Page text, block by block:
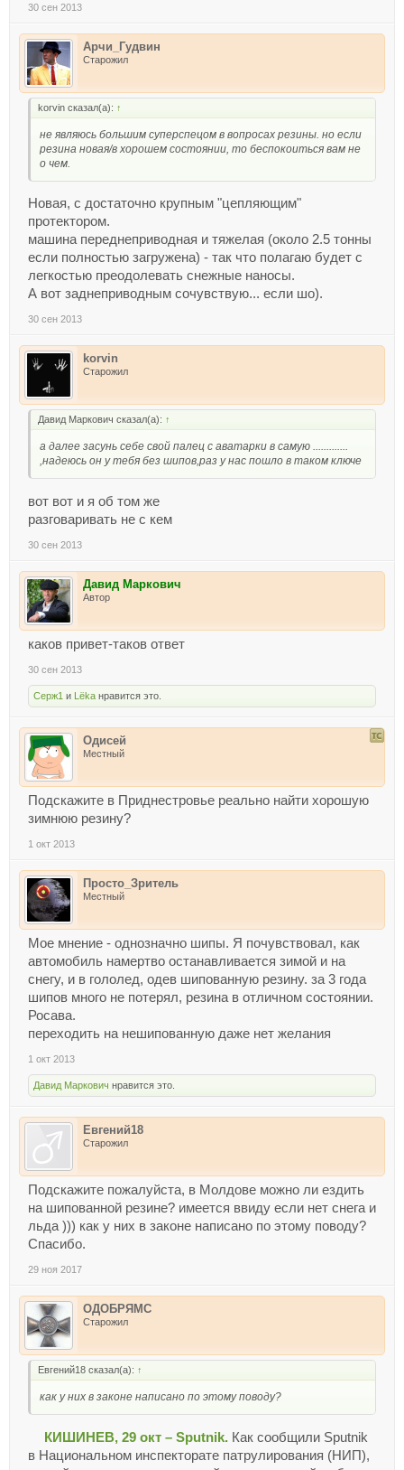
30 сен 2013
Арчи_Гудвин
Старожил
korvin сказал(а): ↑
не являюсь большим суперспецом в вопросах резины. но если
резина новая/в хорошем состоянии, то беспокоиться вам не
о чем.
Новая, с достаточно крупным "цепляющим"
протектором.
машина переднеприводная и тяжелая (около 2.5 тонны
если полностью загружена) - так что полагаю будет с
легкостью преодолевать снежные наносы.
А вот заднеприводным сочувствую... если шо).
30 сен 2013
korvin
Старожил
Давид Маркович сказал(а): ↑
а далее засунь себе свой палец с аватарки в самую .............
,надеюсь он у тебя без шипов,раз у нас пошло в таком ключе
вот вот и я об том же
разговаривать не с кем
30 сен 2013
Давид Маркович
Автор
каков привет-таков ответ
30 сен 2013
Серж1 и Lёka нравится это.
Одисей
Местный
Подскажите в Приднестровье реально найти хорошую
зимнюю резину?
1 окт 2013
Просто_Зритель
Местный
Мое мнение - однозначно шипы. Я почувствовал, как
автомобиль намертво останавливается зимой и на
снегу, и в гололед, одев шипованную резину. за 3 года
шипов много не потерял, резина в отличном состоянии.
Росава.
переходить на нешипованную даже нет желания
1 окт 2013
Давид Маркович нравится это.
Евгений18
Старожил
Подскажите пожалуйста, в Молдове можно ли ездить
на шипованной резине? имеется ввиду если нет снега и
льда ))) как у них в законе написано по этому поводу?
Спасибо.
29 ноя 2017
ОДОБРЯМС
Старожил
Евгений18 сказал(а): ↑
как у них в законе написано по этому поводу?
КИШИНЕВ, 29 окт – Sputnik. Как сообщили Sputnik
в Национальном инспекторате патрулирования (НИП),